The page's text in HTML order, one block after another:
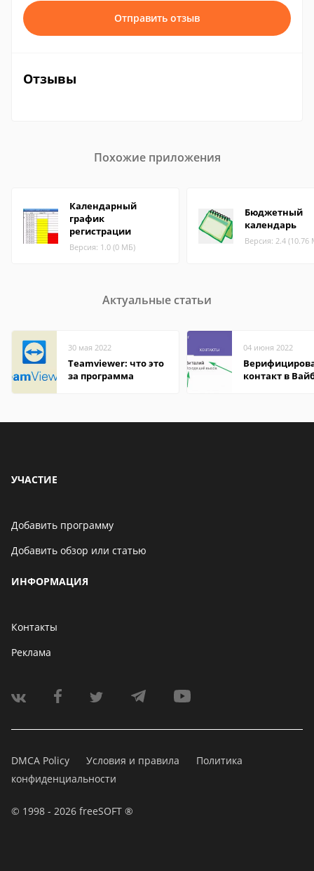
Отправить отзыв
Отзывы
Похожие приложения
Календарный
график
регистрации
Версия: 1.0 (0 МБ)
Бюджетный
календарь
Версия: 2.4 (10.76
Актуальные статьи
30 мая 2022
Teamviewer: что это
за программа
04 июня 2022
контакт в
УЧАСТИЕ
Добавить программу
Добавить обзор или статью
ИНФОРМАЦИЯ
Контакты
Реклама
DMCA Policy Условия и правила
Политика
конфиденциальности
© 1998 - 2026 freeSOFT ®